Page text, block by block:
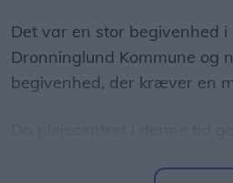
Det var en stor begivenhed
Dronninglund Kommune og
begivenhed, der kræver en